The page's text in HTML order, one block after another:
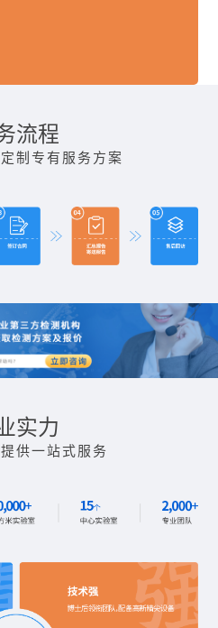
流程
制专有服务方案
实力
供一站式服务